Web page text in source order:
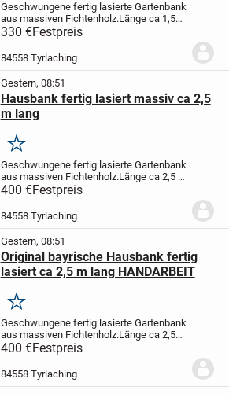
Geschwungene fertig lasierte Gartenbank
aus massiven Fichtenholz.Länge ca 1,5
mABHOLPREIS in 84558
TYRLACHING
330.- Euro !!!!!!!!!!!!!!!!!!!!!!!!!!!!...
330 €Festpreis
84558 Tyrlaching
Gestern, 08:51
Hausbank fertig lasiert massiv ca 2,5
m lang
Merken
Geschwungene fertig lasierte Gartenbank
aus massiven Fichtenholz.Länge ca 2,5 m
.ABHOLPREIS in 84558
TYRLACHING
Euro !!!!!!!!!!!!!!!!!!!!!!!!!!!!!!!
400 €Festpreis
84558 Tyrlaching
Gestern, 08:51
Original bayrische Hausbank fertig
lasiert ca 2,5 m lang HANDARBEIT
Merken
Geschwungene fertig lasierte Gartenbank
aus massiven Fichtenholz.Länge ca 2,5
mABHOLPREIS in 84558
TYRLACHING
Euro !!!!!!!!!!!!!!!!!!!!!!!!!!!!!!!!!!
400 €Festpreis
84558 Tyrlaching